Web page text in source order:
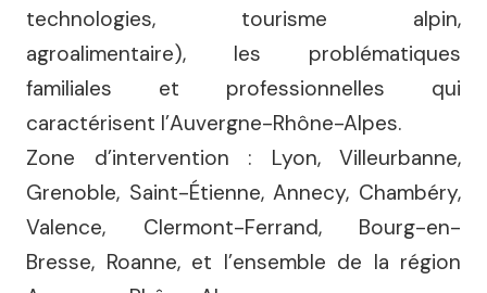
technologies, tourisme alpin,
agroalimentaire), les problématiques
familiales et professionnelles qui
caractérisent l’Auvergne-Rhône-Alpes.
Zone d’intervention : Lyon, Villeurbanne,
Grenoble, Saint-Étienne, Annecy, Chambéry,
Valence, Clermont-Ferrand, Bourg-en-
Bresse, Roanne, et l’ensemble de la région